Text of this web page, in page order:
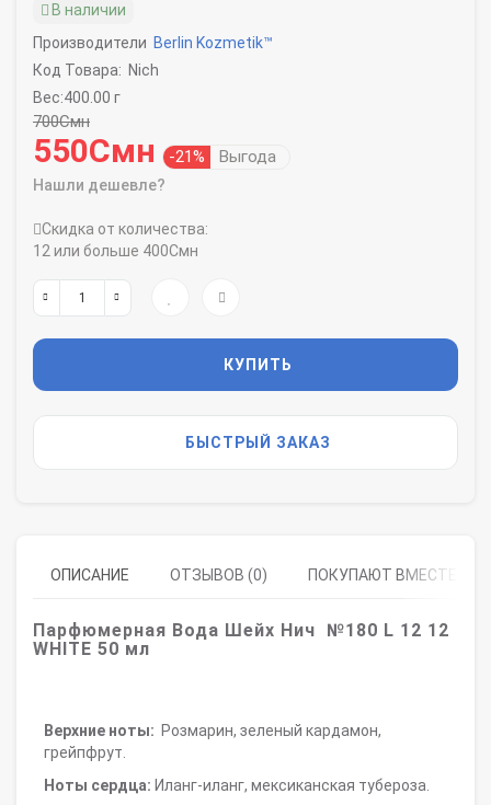
В наличии
Производители Berlin Kozmetik™
Код Товара: Nich
Вес:400.00 г
700Смн
550Смн -21% Выгода
Нашли дешевле?
Скидка от количества:
12 или больше 400Смн
КУПИТЬ
БЫСТРЫЙ ЗАКАЗ
ОПИСАНИЕ ОТЗЫВОВ (0) ПОКУПАЮТ ВМЕСТЕ
Парфюмерная Вода Шейх Нич №180 L 12 12
WHITE 50 мл
Верхние ноты: Розмарин, зеленый кардамон,
грейпфрут.
Ноты сердца: Иланг-иланг, мексиканская тубероза.